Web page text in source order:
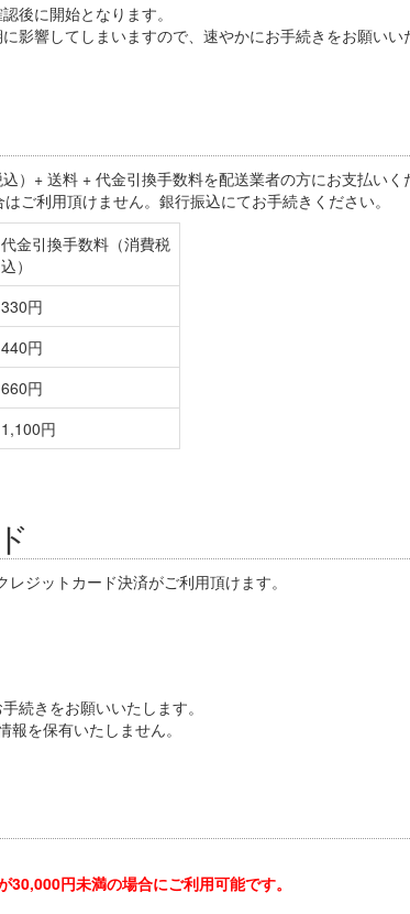
後に開始となります。
影響してしまいますので、速やかにお手続きをお願いい
）+ 送料 + 代金引換手数料を配送業者の方にお支払いく
ご利用頂けません。銀行振込にてお手続きください。
代金引換手数料（消費税
込）
330円
440円
660円
1,100円
ジットカード決済がご利用頂けます。
続きをお願いいたします。
を保有いたしません。
円未満の場合にご利用可能です。